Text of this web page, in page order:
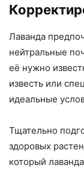
Лаванда
нейтральные
её нужно
известь или
идеальные
Тщательно
здоровых
который